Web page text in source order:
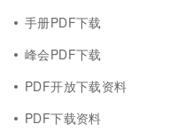
手册PDF下载
峰会PDF下载
PDF开放下载资料
PDF下载资料